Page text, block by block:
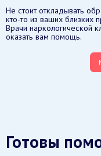
Не стоит откладывать
кто-то из ваших близких
Врачи наркологической
оказать вам помощь.
Готовы